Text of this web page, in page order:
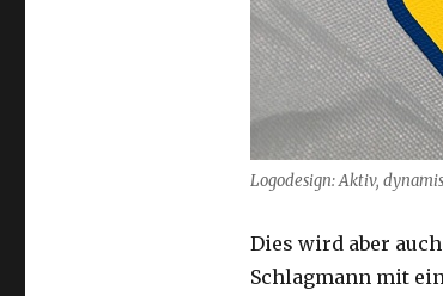
Logodesign: Aktiv,
Dies wird aber
Schlagmann mit